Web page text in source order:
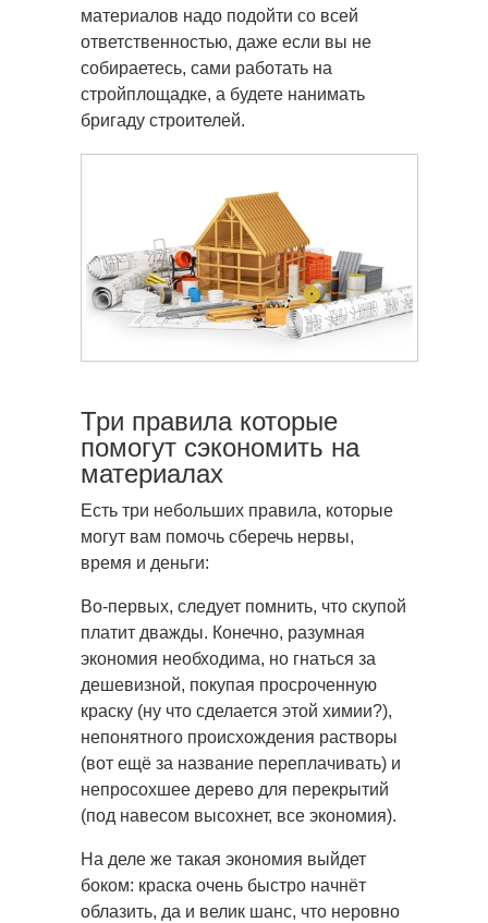
материалов надо подойти со всей
ответственностью, даже если вы не
собираетесь, сами работать на
стройплощадке, а будете нанимать
бригаду строителей.
Три правила которые
помогут сэкономить на
материалах
Есть три небольших правила, которые
могут вам помочь сберечь нервы,
время и деньги:
Во-первых, следует помнить, что скупой
платит дважды. Конечно, разумная
экономия необходима, но гнаться за
дешевизной, покупая просроченную
краску (ну что сделается этой химии?),
непонятного происхождения растворы
(вот ещё за название переплачивать) и
непросохшее дерево для перекрытий
(под навесом высохнет, все экономия).
На деле же такая экономия выйдет
боком: краска очень быстро начнёт
облазить, да и велик шанс, что неровно